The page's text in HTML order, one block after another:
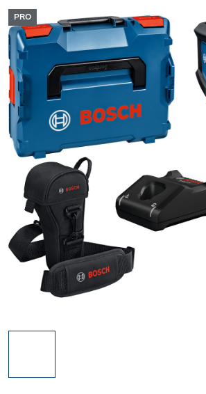
PRO